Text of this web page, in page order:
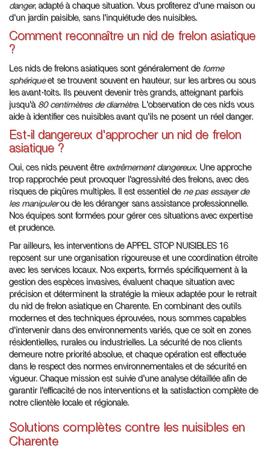
danger, adapté à chaque situation. Vous profiterez d'une maison ou
d'un jardin paisible, sans l'inquiétude des nuisibles.
Comment reconnaître un nid de frelon asiatique
?
Les nids de frelons asiatiques sont généralement de forme
sphériqueet se trouvent souvent en hauteur, sur les arbres ou sous
les avant-toits. Ils peuvent devenir très grands, atteignant parfois
jusqu'à 80 centimètres de diamètre. L'observation de ces nids vous
aide à identifier ces nuisibles avant qu'ils ne posent un réel danger.
Est-il dangereux d'approcher un nid de frelon
asiatique ?
Oui, ces nids peuvent être extrêmement dangereux. Une approche
trop rapprochée peut provoquer l'agressivité des frelons, avec des
risques de piqûres multiples. Il est essentiel de ne pas essayer de
les manipulerou de les déranger sans assistance professionnelle.
Nos équipes sont formées pour gérer ces situations avec expertise
et prudence.
Par ailleurs, les interventions de APPEL STOP NUISIBLES 16
reposent sur une organisation rigoureuse et une coordination étroite
avec les services locaux. Nos experts, formés spécifiquement à la
gestion des espèces invasives, évaluent chaque situation avec
précision et déterminent la stratégie la mieux adaptée pour le retrait
du nid de frelon asiatique en Charente. En combinant des outils
modernes et des techniques éprouvées, nous sommes capables
d'intervenir dans des environnements variés, que ce soit en zones
résidentielles, rurales ou industrielles. La sécurité de nos clients
demeure notre priorité absolue, et chaque opération est effectuée
dans le respect des normes environnementales et de sécurité en
vigueur. Chaque mission est suivie d'une analyse détaillée afin de
garantir l'efficacité de nos interventions et la satisfaction complète de
notre clientèle locale et régionale.
Solutions complètes contre les nuisibles en
Charente